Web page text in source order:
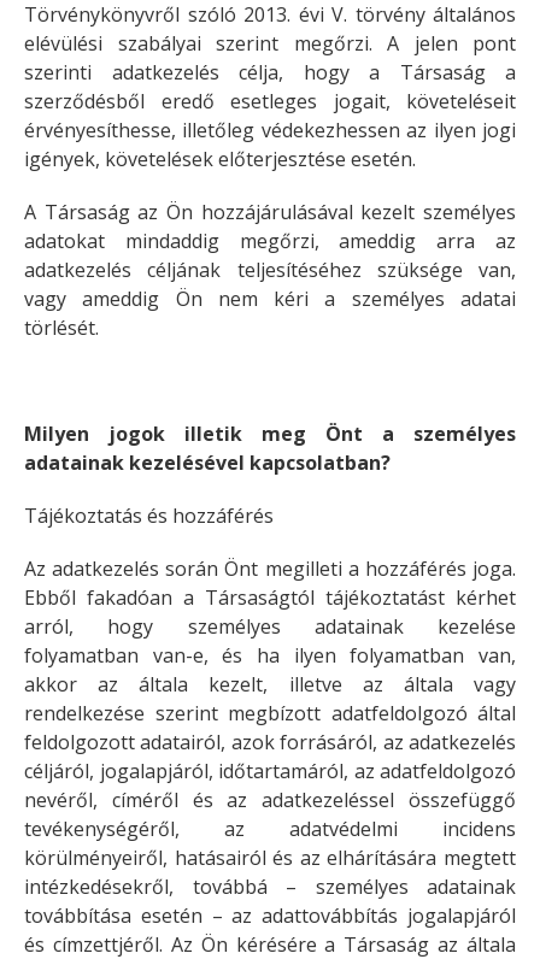
Törvénykönyvről szóló 2013. évi V. törvény általános
elévülési szabályai szerint megőrzi. A jelen pont
szerinti adatkezelés célja, hogy a Társaság a
szerződésből eredő esetleges jogait, követeléseit
érvényesíthesse, illetőleg védekezhessen az ilyen jogi
igények, követelések előterjesztése esetén.
A Társaság az Ön hozzájárulásával kezelt személyes
adatokat mindaddig megőrzi, ameddig arra az
adatkezelés céljának teljesítéséhez szüksége van,
vagy ameddig Ön nem kéri a személyes adatai
törlését.
Milyen jogok illetik meg Önt a személyes
adatainak kezelésével kapcsolatban?
Tájékoztatás és hozzáférés
Az adatkezelés során Önt megilleti a hozzáférés joga.
Ebből fakadóan a Társaságtól tájékoztatást kérhet
arról, hogy személyes adatainak kezelése
folyamatban van-e, és ha ilyen folyamatban van,
akkor az általa kezelt, illetve az általa vagy
rendelkezése szerint megbízott adatfeldolgozó által
feldolgozott adatairól, azok forrásáról, az adatkezelés
céljáról, jogalapjáról, időtartamáról, az adatfeldolgozó
nevéről, címéről és az adatkezeléssel összefüggő
tevékenységéről, az adatvédelmi incidens
körülményeiről, hatásairól és az elhárítására megtett
intézkedésekről, továbbá – személyes adatainak
továbbítása esetén – az adattovábbítás jogalapjáról
és címzettjéről. Az Ön kérésére a Társaság az általa